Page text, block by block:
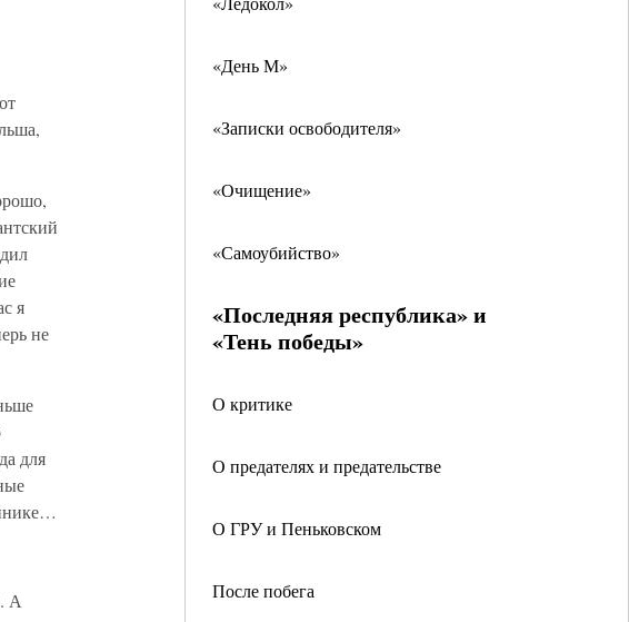
«День М»
«Записки освободителя»
«Очищение»
«Самоубийство»
«Последняя республика» и
«Тень победы»
О критике
О предателях и предательстве
О ГРУ и Пеньковском
После побега
я
не
для
А